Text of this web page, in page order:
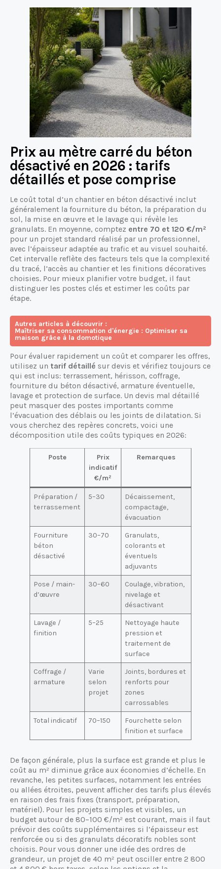
Prix au mètre carré du béton
désactivé en 2026 : tarifs
détaillés et pose comprise
Le coût total d’un chantier en béton désactivé inclut
généralement la fourniture du béton, la préparation du
sol, la mise en œuvre et le lavage qui révèle les
granulats. En moyenne, comptez entre 70 et 120 €/m²
pour un projet standard réalisé par un professionnel,
avec l’épaisseur adaptée au trafic et au visuel souhaité.
Cet intervalle reflète des facteurs tels que la complexité
du tracé, l’accès au chantier et les finitions décoratives
choisies. Pour mieux planifier votre budget, il faut
distinguer les postes clés et estimer les coûts par
étape.
Autres articles à découvrir :
Maîtriser sa consommation d'énergie : Optimiser sa
maison grâce à la domotique
Pour évaluer rapidement un coût et comparer les offres,
utilisez un tarif détaillé sur devis et vérifiez toujours ce
qui est inclus: terrassement, hérisson, coffrage,
fourniture du béton désactivé, armature éventuelle,
lavage et protection de surface. Un devis mal détaillé
peut masquer des postes importants comme
l’évacuation des déblais ou les joints de dilatation. Si
vous cherchez des repères concrets, voici une
décomposition utile des coûts typiques en 2026:
Poste
Prix
indicatif
€/m²
Remarques
Préparation /
terrassement
5–30
Décaissement,
compactage,
évacuation
Fourniture
béton
désactivé
30–70
Granulats,
colorants et
éventuels
adjuvants
Pose / main-
d’œuvre
30–60
Coulage, vibration,
nivelage et
désactivant
Lavage /
finition
5–25
Nettoyage haute
pression et
traitement de
surface
Coffrage /
armature
Varie
selon
projet
Joints, bordures et
renforts pour
zones
carrossables
Total indicatif 70–150
Fourchette selon
finition et surface
De façon générale, plus la surface est grande et plus le
coût au m² diminue grâce aux économies d’échelle. En
revanche, les petites surfaces, notamment les entrées
ou allées étroites, peuvent afficher des tarifs plus élevés
en raison des frais fixes (transport, préparation,
matériel). Pour les projets simples et visibles, un
budget autour de 80–100 €/m² est courant, mais il faut
prévoir des coûts supplémentaires si l’épaisseur est
renforcée ou si des granulats décoratifs nobles sont
choisis. Pour vous donner une idée des ordres de
grandeur, un projet de 40 m² peut osciller entre 2 800